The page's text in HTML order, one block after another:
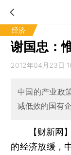
经济
谢国忠：
2012年04月23日
中国的产业政
减低效的国有
【财新网
的经济放缓，